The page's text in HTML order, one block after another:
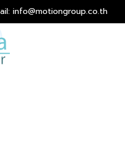
info@motiongroup.co.th